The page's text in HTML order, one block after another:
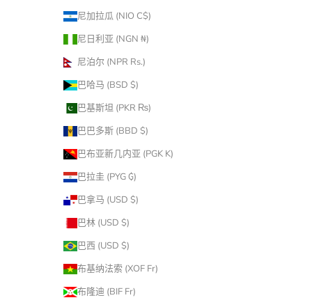
尼加拉瓜 (NIO C$)
尼日利亚 (NGN ₦)
尼泊尔 (NPR Rs.)
巴哈马 (BSD $)
巴基斯坦 (PKR ₨)
巴巴多斯 (BBD $)
巴布亚新几内亚 (PGK K)
巴拉圭 (PYG ₲)
巴拿马 (USD $)
巴林 (USD $)
巴西 (USD $)
布基纳法索 (XOF Fr)
布隆迪 (BIF Fr)